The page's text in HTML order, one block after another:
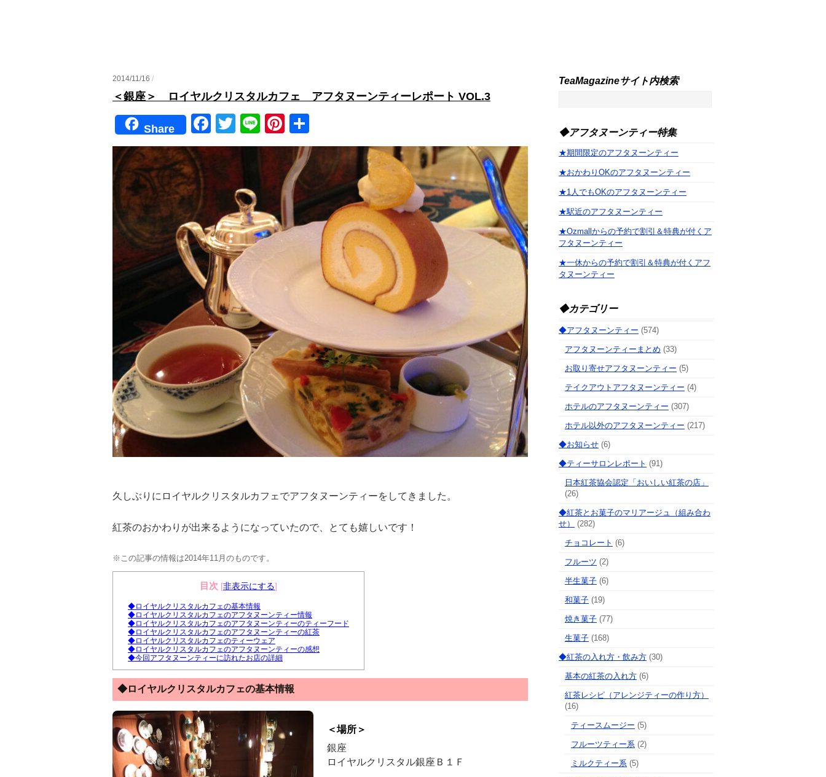
2014/11/16 /
＜銀座＞ ロイヤルクリスタルカフェ アフタヌーンティーレポート VOL.3
Share
F
a
e
o
o
k
T
wi
tt
er
Li
n
e
Pi
nt
er
e
st
有
久しぶりにロイヤルクリスタルカフェでアフタヌーンティーをしてきました。
紅茶のおかわりが出来るようになっていたので、とても嬉しいです！
※この記事の情報は2014年11月のものです。
目次 [非表示にする]
◆ロイヤルクリスタルカフェの基本情報
◆ロイヤルクリスタルカフェのアフタヌーンティー情報
◆ロイヤルクリスタルカフェのアフタヌーンティーのティーフード
◆ロイヤルクリスタルカフェのアフタヌーンティーの紅茶
◆ロイヤルクリスタルカフェのティーウェア
◆ロイヤルクリスタルカフェのアフタヌーンティーの感想
◆今回アフタヌーンティーに訪れたお店の詳細
◆ロイヤルクリスタルカフェの基本情報
＜場所＞
銀座
ロイヤルクリスタル銀座Ｂ１Ｆ
TeaMagazineサイト内検索
◆アフタヌーンティー特集
★期間限定のアフタヌーンティー
★おかわりOKのアフタヌーンティー
★1人でもOKのアフタヌーンティー
★駅近のアフタヌーンティー
★Ozmallからの予約で割引＆特典が付くア
フタヌーンティー
★一休からの予約で割引＆特典が付くアフ
タヌーンティー
◆カテゴリー
◆アフタヌーンティー (574)
アフタヌーンティーまとめ (33)
お取り寄せアフタヌーンティー (5)
テイクアウトアフタヌーンティー (4)
ホテルのアフタヌーンティー (307)
ホテル以外のアフタヌーンティー (217)
◆お知らせ (6)
◆ティーサロンレポート (91)
日本紅茶協会認定「おいしい紅茶の店」
(26)
◆紅茶とお菓子のマリアージュ（組み合わ
せ）
(282)
チョコレート (6)
フルーツ (2)
半生菓子 (6)
和菓子 (19)
焼き菓子 (77)
生菓子 (168)
◆紅茶の入れ方・飲み方 (30)
基本の紅茶の入れ方 (6)
紅茶レシピ（アレンジティーの作り方）
(16)
ティースムージー (5)
フルーツティー系 (2)
ミルクティー系 (5)